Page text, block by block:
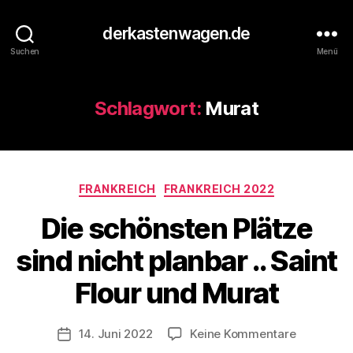
Suchen
derkastenwagen.de
Menü
Schlagwort: Murat
Kategorien
FRANKREICH FRANKREICH 2022
Die schönsten Plätze
sind nicht planbar .. Saint
Flour und Murat
Beitragsautor
V
n
d
e
r
K
a
t
Veröffentlichungsdatum
14. Juni 2022 Keine Kommentarezu